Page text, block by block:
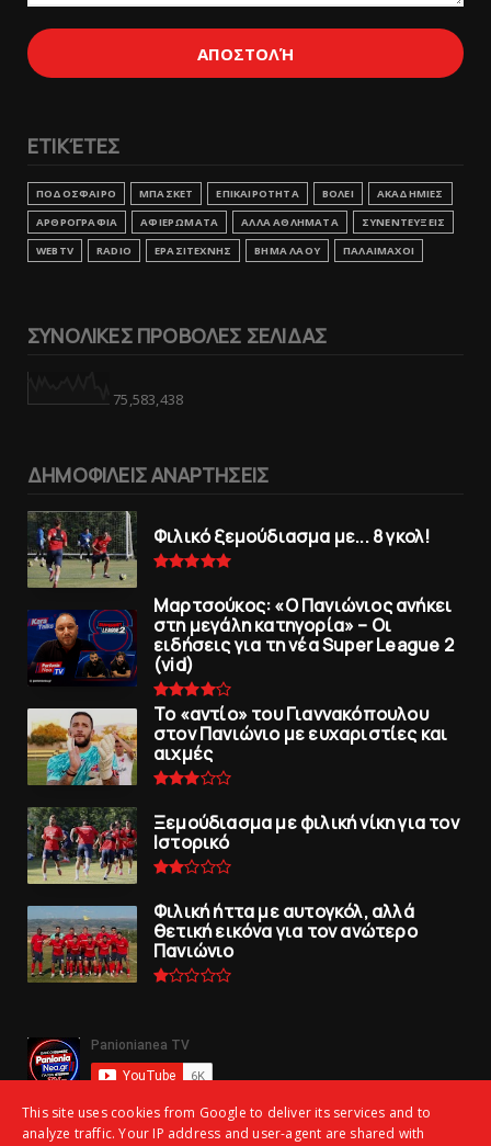
ΕΤΙΚΈΤΕΣ
ΠΟΔΟΣΦΑΙΡΟ ΜΠΑΣΚΕΤ ΕΠΙΚΑΙΡΟΤΗΤΑ ΒΟΛΕΙ
ΑΚΑΔΗΜΙΕΣ
ΑΡΘΡΟΓΡΑΦΙΑ
ΑΦΙΕΡΩΜΑΤΑ ΑΛΛΑ ΑΘΛΗΜΑΤΑ
ΣΥΝΕΝΤΕΥΞΕΙΣ
WEBTV
RADIO ΕΡΑΣΙΤΕΧΝΗΣ ΒΗΜΑ ΛΑΟΥ ΠΑΛΑΙΜΑΧΟΙ
ΣΥΝΟΛΙΚΕΣ ΠΡΟΒΟΛΕΣ ΣΕΛΙΔΑΣ
75,583,438
ΔΗΜΟΦΙΛΕΙΣ ΑΝΑΡΤΗΣΕΙΣ
Φιλικό ξεμούδιασμα με... 8 γκολ!
Μαρτσούκος: «Ο Πανιώνιος ανήκει
στη μεγάλη κατηγορία» – Οι
ειδήσεις για τη νέα Super League 2
(vid)
To «αντίο» του Γιαννακόπουλου
στον Πανιώνιο με ευχαριστίες και
αιχμές
Ξεμούδιασμα με φιλική νίκη για τoν
Iστορικό
Φιλική ήττα με αυτογκόλ, αλλά
θετική εικόνα για τον ανώτερo
Πανιώνιo
This site uses cookies from Google to deliver its services and to
analyze traffic. Your IP address and user-agent are shared with